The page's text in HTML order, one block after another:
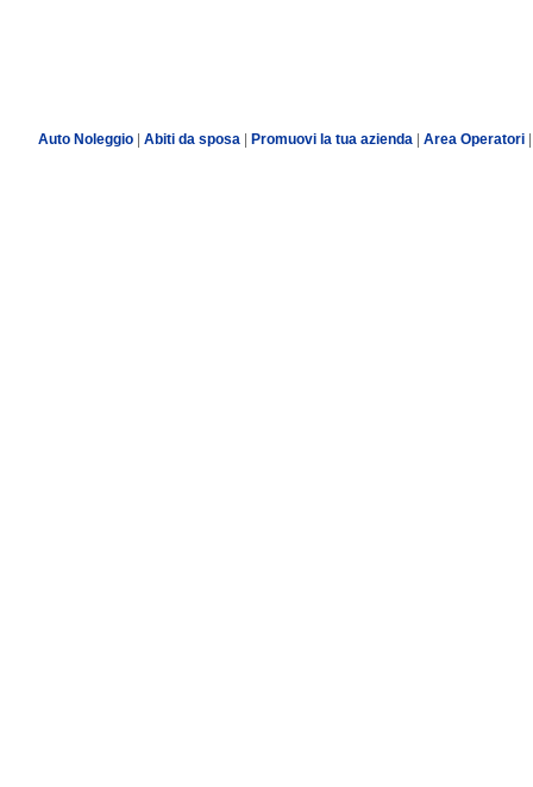
Auto Noleggio| Abiti da sposa| Promuovi la tua azienda Area Operatori